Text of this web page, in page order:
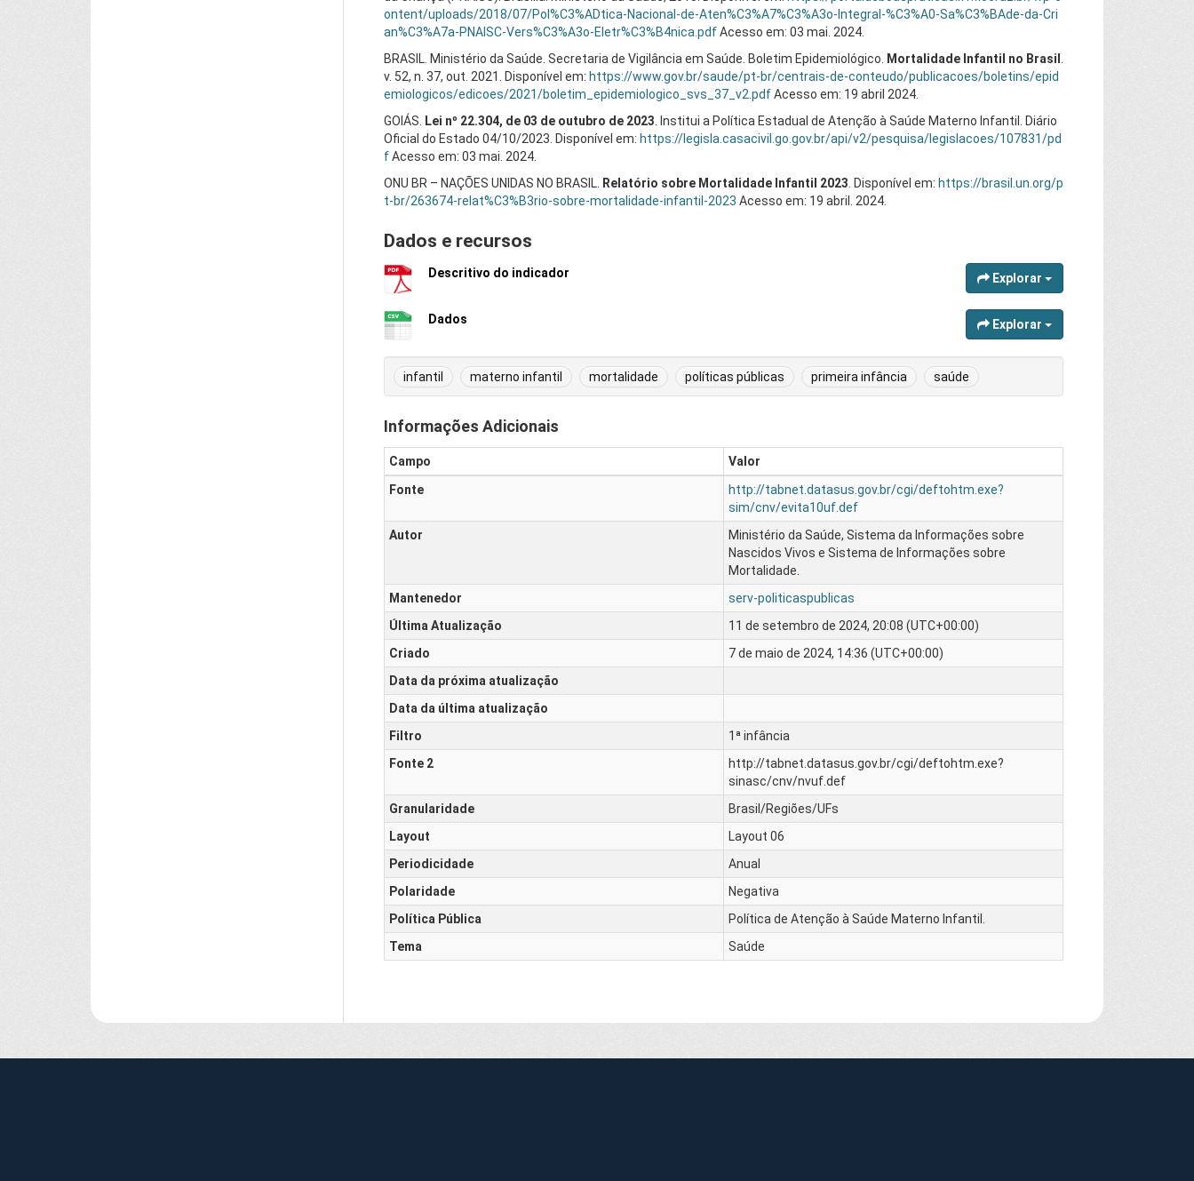
ontent/uploads/2018/07/Pol%C3%ADtica-Nacional-de-Aten%C3%A7%C3%A3o-Integral-%C3%A0-Sa%C3%BAde-da-Cri
an%C3%A7a-PNAISC-Vers%C3%A3o-Eletr%C3%B4nica.pdfAcesso em: 03 mai. 2024.
BRASIL. Ministério da Saúde. Secretaria de Vigilância em Saúde. Boletim Epidemiológico.
Mortalidade Infantil no Brasil
v. 52, n. 37, out. 2021. Disponível em: https://www.gov.br/saude/pt-br/centrais-de-conteudo/publicacoes/boletins/epid
emiologicos/edicoes/2021/boletim_epidemiologico_svs_37_v2.pdfAcesso em: 19 abril 2024.
GOIÁS.
Lei nº 22.304, de 03 de outubro de 2023 . Institui a Política Estadual de Atenção à Saúde Materno Infantil. Diário
Oficial do Estado 04/10/2023. Disponível em: https://legisla.casacivil.go.gov.br/api/v2/pesquisa/legislacoes/107831/pd
fAcesso em: 03 mai. 2024.
ONU BR – NAÇÕES UNIDAS NO BRASIL.
Relatório sobre Mortalidade Infantil 2023 . Disponível em: https://brasil.un.org/p
t-br/263674-relat%C3%B3rio-sobre-mortalidade-infantil-2023 Acesso em: 19 abril. 2024.
Dados e recursos
Descritivo do indicador Explorar
Dados Explorar
infantil materno infantil mortalidade políticas públicas primeira infância saúde
Informações Adicionais
Campo
Valor
Fonte
http://tabnet.datasus.gov.br/cgi/deftohtm.exe?
sim/cnv/evita10uf.def
Autor
Ministério da Saúde, Sistema da Informações sobre
Nascidos Vivos e Sistema de Informações sobre
Mortalidade.
Mantenedor
serv-politicaspublicas
Última Atualização
11 de setembro de 2024, 20:08 (UTC+00:00)
Criado
7 de maio de 2024, 14:36 (UTC+00:00)
Data da próxima atualização
Data da última atualização
Filtro
1ª infância
Fonte 2
http://tabnet.datasus.gov.br/cgi/deftohtm.exe?
sinasc/cnv/nvuf.def
Granularidade
Brasil/Regiões/UFs
Layout
Layout 06
Periodicidade
Anual
Polaridade
Negativa
Política Pública
Política de Atenção à Saúde Materno Infantil.
Tema
Saúde